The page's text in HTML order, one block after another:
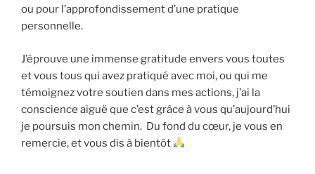
ou pour l’approfondissement d’une pratique
personnelle.
J’éprouve une immense gratitude envers vous toutes
et vous tous qui avez pratiqué avec moi, ou qui me
témoignez votre soutien dans mes actions, j’ai la
conscience aiguë que c’est grâce à vous qu’aujourd’hui
je poursuis mon chemin. Du fond du cœur, je vous en
remercie, et vous dis à bientôt